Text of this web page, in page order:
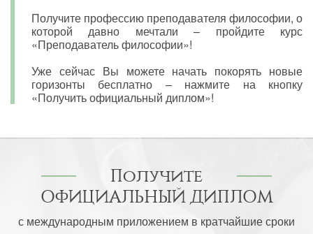
Получите профессию преподавателя философии, о
которой давно мечтали – пройдите курс
«Преподаватель философии»!
Уже сейчас Вы можете начать покорять новые
горизонты бесплатно – нажмите на кнопку
«Получить официальный диплом»!
Получите
ОФИЦИАЛЬНЫЙ ДИПЛОМ
с международным приложением в кратчайшие сроки